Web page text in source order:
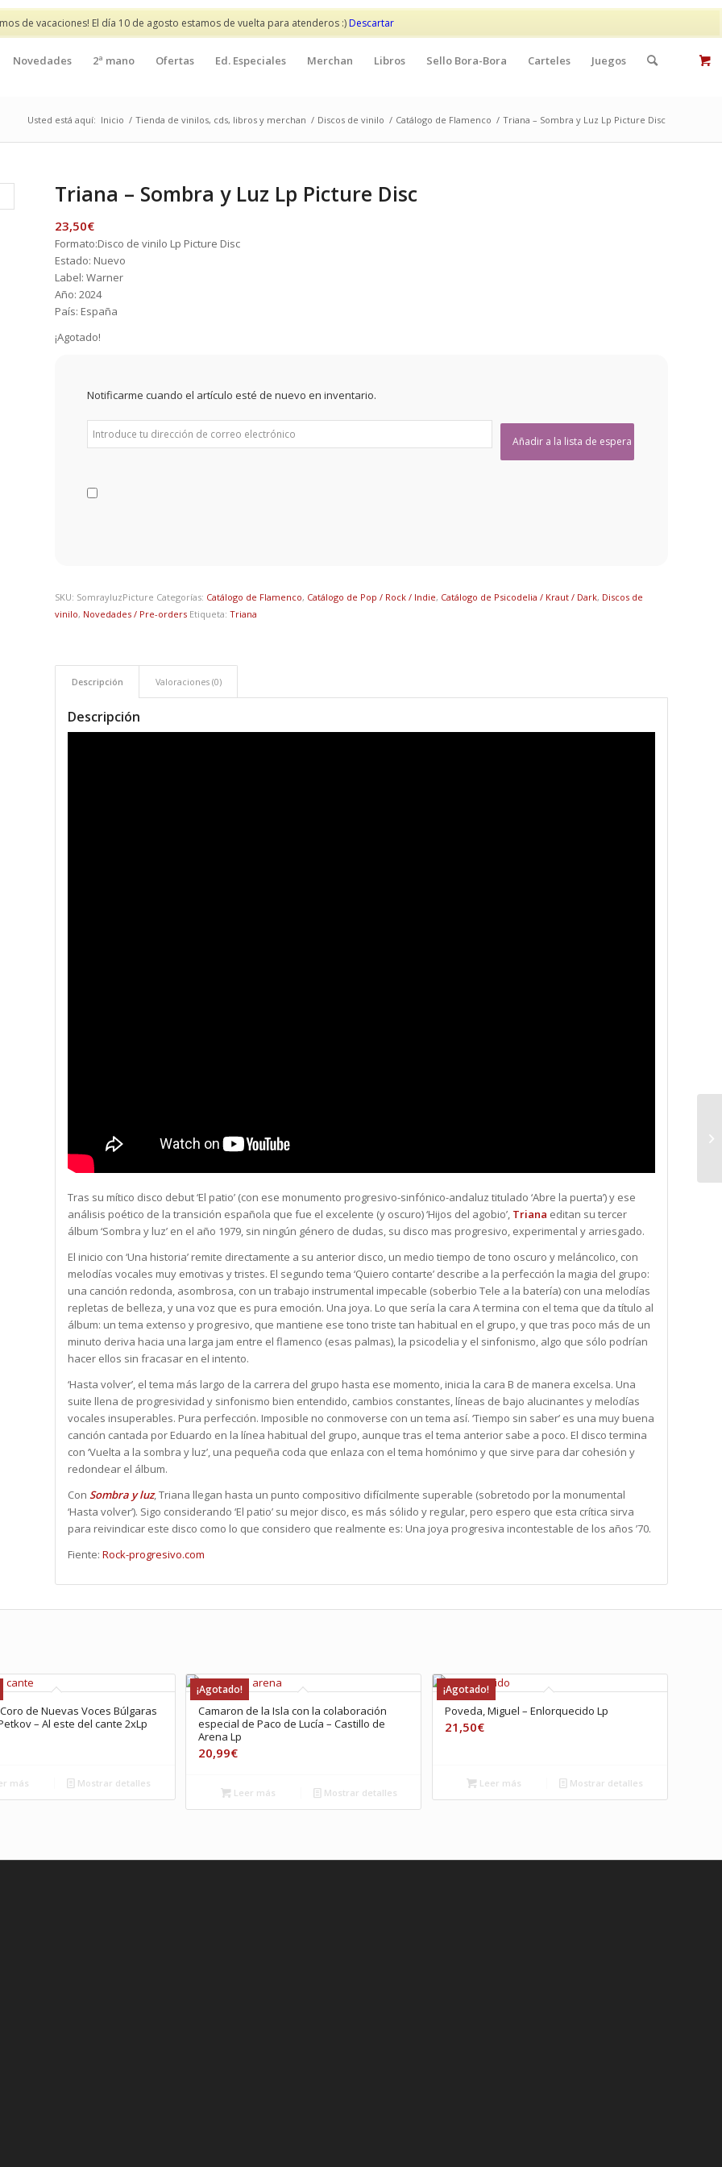
de vacaciones! El día 10 de agosto estamos de vuelta para atenderos :)Descartar
Mi cuenta Contacto
Novedades 2ª mano Ofertas Ed. Especiales Merchan Libros Sello Bora-Bora Carteles Juegos
Usted está aquí: Inicio / Tienda de vinilos, cds, libros y merchan / Discos de vinilo / Catálogo de Flamenco / Triana – Sombra y Luz Lp Picture Disc
Triana – Sombra y Luz Lp Picture Disc
23,50€
Formato:Disco de vinilo Lp Picture Disc
Estado: Nuevo
Label: Warner
Año: 2024
País: España
¡Agotado!
Notificarme cuando el artículo esté de nuevo en inventario.
SKU: SomrayluzPicture Categorías: Catálogo de Flamenco, Catálogo de Pop / Rock / Indie, Catálogo de Psicodelia / Kraut / Dark, Discos de
vinilo, Novedades / Pre-orders Etiqueta:Triana
Descripción Valoraciones (0)
Descripción
Tras su mítico disco debut ‘El patio’ (con ese monumento progresivo-sinfónico-andaluz titulado ‘Abre la puerta’) y ese
análisis poético de la transición española que fue el excelente (y oscuro) ‘Hijos del agobio’, Triana editan su tercer
álbum ‘Sombra y luz’ en el año 1979, sin ningún género de dudas, su disco mas progresivo, experimental y arriesgado.
El inicio con ‘Una historia’ remite directamente a su anterior disco, un medio tiempo de tono oscuro y meláncolico, con
melodías vocales muy emotivas y tristes. El segundo tema ‘Quiero contarte’ describe a la perfección la magia del grupo:
una canción redonda, asombrosa, con un trabajo instrumental impecable (soberbio Tele a la batería) con una melodías
repletas de belleza, y una voz que es pura emoción. Una joya. Lo que sería la cara A termina con el tema que da título al
álbum: un tema extenso y progresivo, que mantiene ese tono triste tan habitual en el grupo, y que tras poco más de un
minuto deriva hacia una larga jam entre el flamenco (esas palmas), la psicodelia y el sinfonismo, algo que sólo podrían
hacer ellos sin fracasar en el intento.
‘Hasta volver’, el tema más largo de la carrera del grupo hasta ese momento, inicia la cara B de manera excelsa. Una
suite llena de progresividad y sinfonismo bien entendido, cambios constantes, líneas de bajo alucinantes y melodías
vocales insuperables. Pura perfección. Imposible no conmoverse con un tema así. ‘Tiempo sin saber’ es una muy buena
canción cantada por Eduardo en la línea habitual del grupo, aunque tras el tema anterior sabe a poco. El disco termina
con ‘Vuelta a la sombra y luz’, una pequeña coda que enlaza con el tema homónimo y que sirve para dar cohesión y
redondear el álbum.
ConSombra y luz, Triana llegan hasta un punto compositivo difícilmente superable (sobretodo por la monumental
‘Hasta volver’). Sigo considerando ‘El patio’ su mejor disco, es más sólido y regular, pero espero que esta crítica sirva
para reivindicar este disco como lo que considero que realmente es: Una joya progresiva incontestable de los años ’70.
Fiente:Rock-progresivo.com
de Nuevas Voces Búlgaras
– Al este del cante 2xLp
más Mostrar detalles
¡Agotado!
Camaron de la Isla con la colaboración
especial de Paco de Lucía – Castillo de
Arena Lp
20,99€
Leer más Mostrar detalles
¡Agotado!
Poveda, Miguel – Enlorquecido Lp
21,50€
Leer más Mostrar detalles